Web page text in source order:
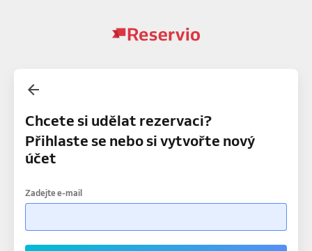
Chcete si udělat rezervaci?
Přihlaste se nebo si vytvořte nový
účet
Zadejte e-mail